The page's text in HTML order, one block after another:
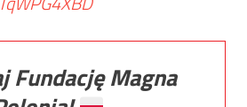
Fundację Magna